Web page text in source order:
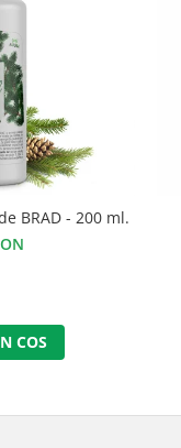
BRAD - 200 ml.
COS